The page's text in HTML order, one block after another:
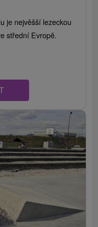
je nejvěšší lezeckou
střední Evropě.